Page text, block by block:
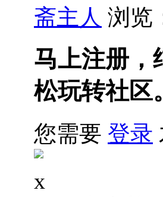
斋主人 浏览
马上注册，
松玩转社区。
您需要 登录
x